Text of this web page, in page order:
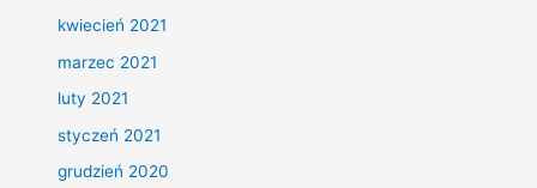
kwiecień 2021
marzec 2021
luty 2021
styczeń 2021
grudzień 2020